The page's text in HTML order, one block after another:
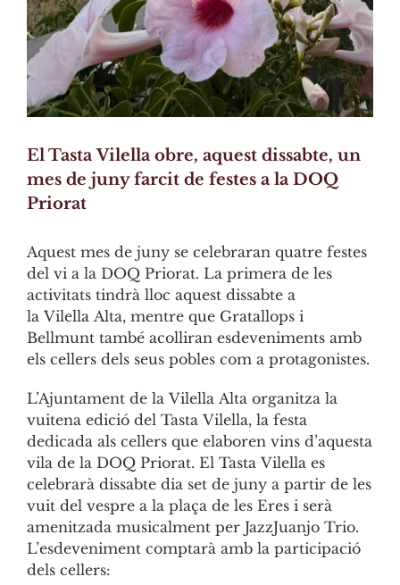
El Tasta Vilella obre, aquest dissabte, un
mes de juny farcit de festes a la DOQ
Priorat
Aquest mes de juny se celebraran quatre festes
del vi a la DOQ Priorat. La primera de les
activitats tindrà lloc aquest dissabte a
la Vilella Alta, mentre que Gratallops i
Bellmunt també acolliran esdeveniments amb
els cellers dels seus pobles com a protagonistes.
L’Ajuntament de la Vilella Alta organitza la
vuitena edició del Tasta Vilella, la festa
dedicada als cellers que elaboren vins d’aquesta
vila de la DOQ Priorat. El Tasta Vilella es
celebrarà dissabte dia set de juny a partir de les
vuit del vespre a la plaça de les Eres i serà
amenitzada musicalment per JazzJuanjo Trio.
L’esdeveniment comptarà amb la participació
dels cellers: